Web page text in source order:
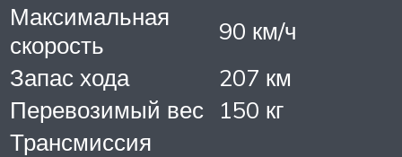
Максимальная
скорость
90 км/ч
Запас хода
207 км
Перевозимый вес
150 кг
Трансмиссия